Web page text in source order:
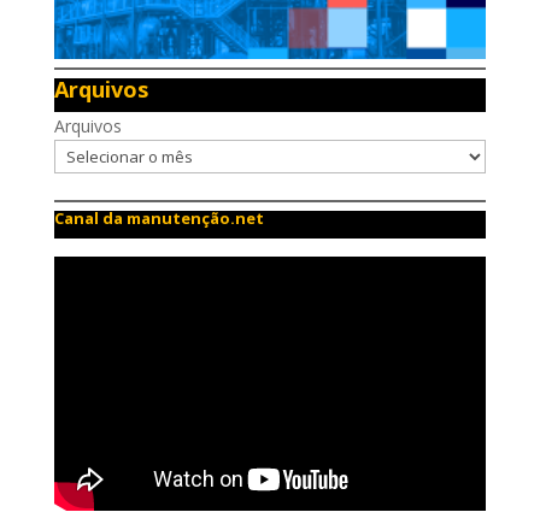
Arquivos
Arquivos
Canal da manutenção.net